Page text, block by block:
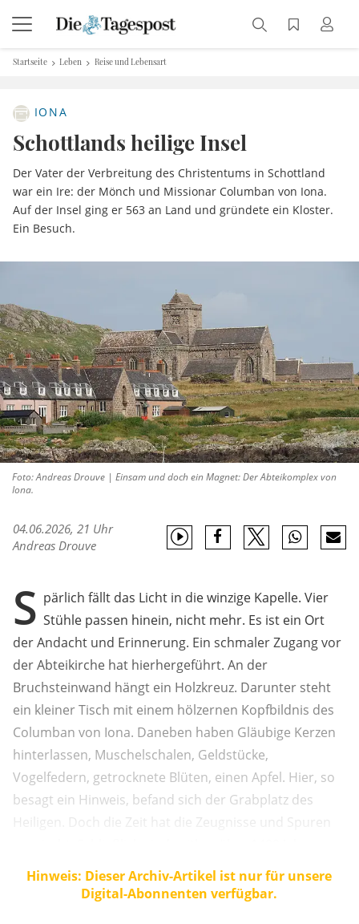
Startseite Leben Reise und Lebensart
IONA
Schottlands heilige Insel
Der Vater der Verbreitung des Christentums in Schottland
war ein Ire: der Mönch und Missionar Columban von Iona.
Auf der Insel ging er 563 an Land und gründete ein Kloster.
Ein Besuch.
Foto: Andreas Drouve | Einsam und doch ein Magnet: Der Abteikomplex von
Iona.
04.06.2026, 21 Uhr
Andreas Drouve
S pärlich fällt das Licht in die winzige Kapelle. Vier
Stühle passen hinein, nicht mehr. Es ist ein Ort
der Andacht und Erinnerung. Ein schmaler Zugang vor
der Abteikirche hat hierhergeführt. An der
Bruchsteinwand hängt ein Holzkreuz. Darunter steht
ein kleiner Tisch mit einem hölzernen Kopfbildnis des
Columban von Iona. Daneben haben Gläubige Kerzen
hinterlassen, Muschelschalen, Geldstücke,
Vogelfedern, getrocknete Blüten, einen Apfel. Hier, so
besagt ein Hinweis, befand sich der Grabplatz des
Heiligen. Doch die Zeit hat die Zeugnisse und Spuren
vergangen.
Hinweis: Dieser Archiv-Artikel ist nur für unsere
Digital-Abonnenten verfügbar.